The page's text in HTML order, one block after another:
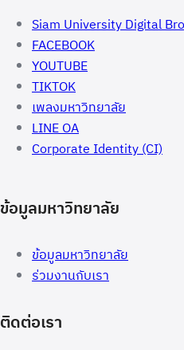
Siam University Digital
FACEBOOK
YOUTUBE
TIKTOK
เพลงมหาวิทยาลัย
LINE OA
Corporate Identity (CI)
ข้อมูลมหาวิทยาลัย
ข้อมูลมหาวิทยาลัย
ร่วมงานกับเรา
ติดต่อเรา